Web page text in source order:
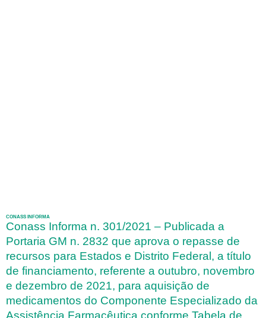
CONASS INFORMA
Conass Informa n. 301/2021 – Publicada a
Portaria GM n. 2832 que aprova o repasse de
recursos para Estados e Distrito Federal, a título
de financiamento, referente a outubro, novembro
e dezembro de 2021, para aquisição de
medicamentos do Componente Especializado da
Assistência Farmacêutica conforme Tabela de